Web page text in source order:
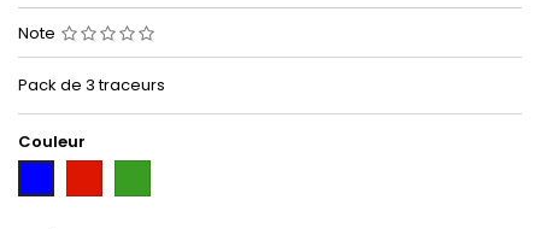
Note
Pack de 3 traceurs
Couleur